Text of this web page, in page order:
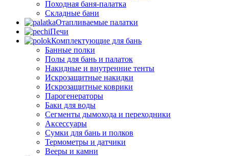
Походная баня-палатка
Складные бани
Отапливаемые палатки
Печи
Комплектующие для бань
Банные полки
Полы для бань и палаток
Накидные и внутренние тенты
Искрозащитные накидки
Искрозащитные коврики
Парогенераторы
Баки для воды
Сегменты дымохода и переходники
Аксессуары
Сумки для бань и полков
Термометры и датчики
Вееры и камни